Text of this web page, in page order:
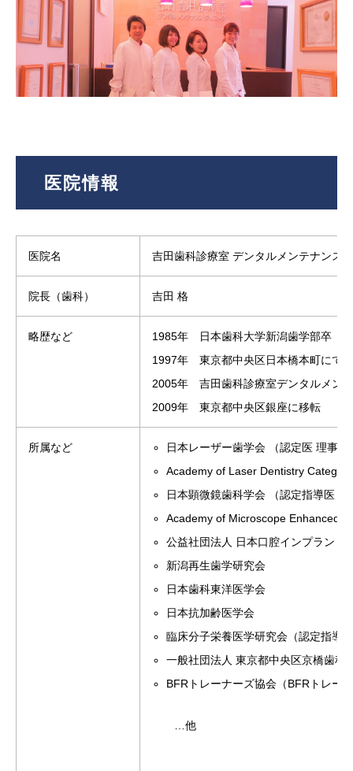
医院情報
医院名 吉田歯科診療室 デンタルメンテナンス
院長（歯科） 吉田 格
略歴など
1985年 日本歯科大学新潟歯学部卒
1997年 東京都中央区日本橋本町にて
2005年 吉田歯科診療室デンタルメン
2009年 東京都中央区銀座に移転
所属など
日本レーザー歯学会 （認定医 理事）
Academy of Laser Dentistry
日本顕微鏡歯科学会 （認定指導医 理
Academy of Microscope Enhanced
公益社団法人 日本口腔インプラント
新潟再生歯学研究会
日本歯科東洋医学会
日本抗加齢医学会
臨床分子栄養医学研究会（認定指導
一般社団法人 東京都中央区京橋歯科
BFRトレーナーズ協会（BFRトレー
…他